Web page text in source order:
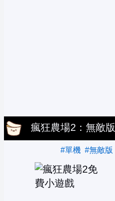
瘋狂農場2：無敵版
#單機 #無敵版